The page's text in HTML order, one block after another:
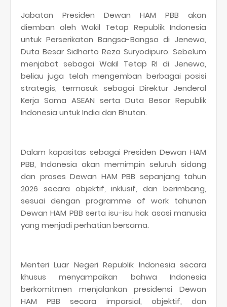
Jabatan Presiden Dewan HAM PBB akan
diemban oleh Wakil Tetap Republik Indonesia
untuk Perserikatan Bangsa-Bangsa di Jenewa,
Duta Besar Sidharto Reza Suryodipuro. Sebelum
menjabat sebagai Wakil Tetap RI di Jenewa,
beliau juga telah mengemban berbagai posisi
strategis, termasuk sebagai Direktur Jenderal
Kerja Sama ASEAN serta Duta Besar Republik
Indonesia untuk India dan Bhutan.
Dalam kapasitas sebagai Presiden Dewan HAM
PBB, Indonesia akan memimpin seluruh sidang
dan proses Dewan HAM PBB sepanjang tahun
2026 secara objektif, inklusif, dan berimbang,
sesuai dengan programme of work tahunan
Dewan HAM PBB serta isu-isu hak asasi manusia
yang menjadi perhatian bersama.
Menteri Luar Negeri Republik Indonesia secara
khusus menyampaikan bahwa Indonesia
berkomitmen menjalankan presidensi Dewan
HAM PBB secara imparsial, objektif, dan